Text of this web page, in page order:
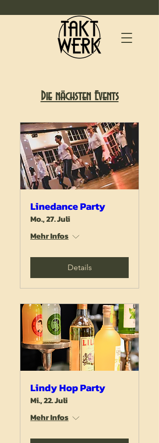
Die nächsten Events
Linedance Party
Mo., 27. Juli
Mehr Infos
Details
Lindy Hop Party
Mi., 22. Juli
Mehr Infos